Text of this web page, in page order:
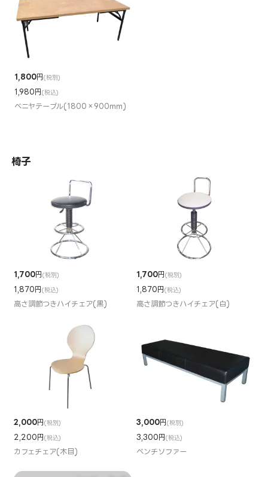
1,800円(税別)
1,980円(税込)
ベニヤテーブル(1800×900mm)
椅子
1,700円(税別)
1,870円(税込)
高さ調節つきハイチェア(黒)
1,700円(税別)
1,870円(税込)
高さ調節つきハイチェア(白)
2,000円(税別)
2,200円(税込)
カフェチェア(木目)
3,000円(税別)
3,300円(税込)
ベンチソファー